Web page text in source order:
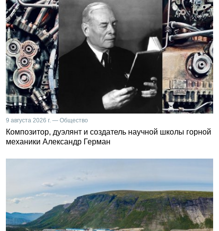
9 августа 2026 г. — Общество
Композитор, дуэлянт и создатель научной школы горной
механики Александр Герман